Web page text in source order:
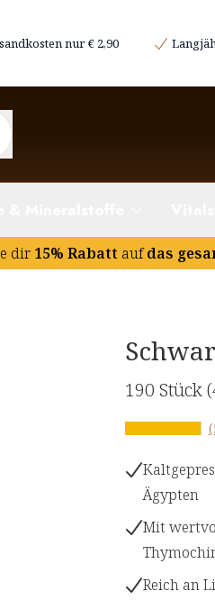
nur € 2,90
dir 15% Rabatt aufdas
190 Stück
Ägypten
Mit
Reich an